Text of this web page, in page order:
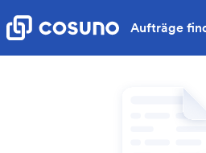
Aufträge